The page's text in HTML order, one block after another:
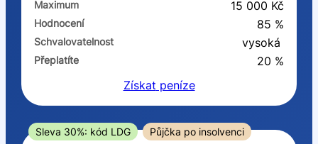
Po insolvenci
V hotovosti
ano
Maximum 15 000 Kč
Hodnocení 85 %
Schvalovatelnost vysoká
Přeplatíte
20 %
Získat peníze
Sleva 30%: kód LDG Půjčka po insolvenci